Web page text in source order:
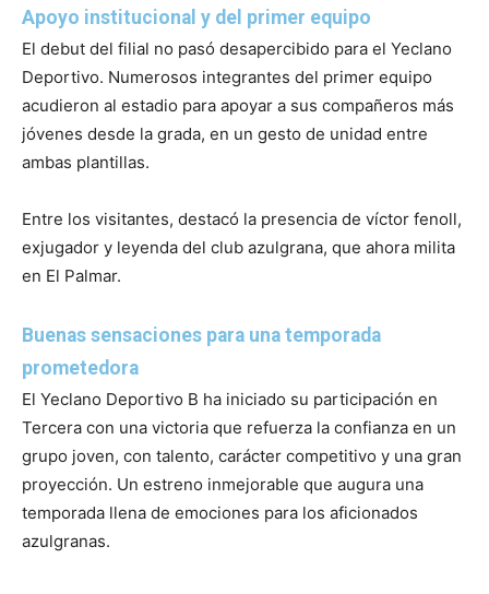
Apoyo institucional y del primer equipo
El debut del filial no pasó desapercibido para el Yeclano
Deportivo. Numerosos integrantes del primer equipo
acudieron al estadio para apoyar a sus compañeros más
jóvenes desde la grada, en un gesto de unidad entre
ambas plantillas.
Entre los visitantes, destacó la presencia de víctor fenoll,
exjugador y leyenda del club azulgrana, que ahora milita
en El Palmar.
Buenas sensaciones para una temporada
prometedora
El Yeclano Deportivo B ha iniciado su participación en
Tercera con una victoria que refuerza la confianza en un
grupo joven, con talento, carácter competitivo y una gran
proyección. Un estreno inmejorable que augura una
temporada llena de emociones para los aficionados
azulgranas.